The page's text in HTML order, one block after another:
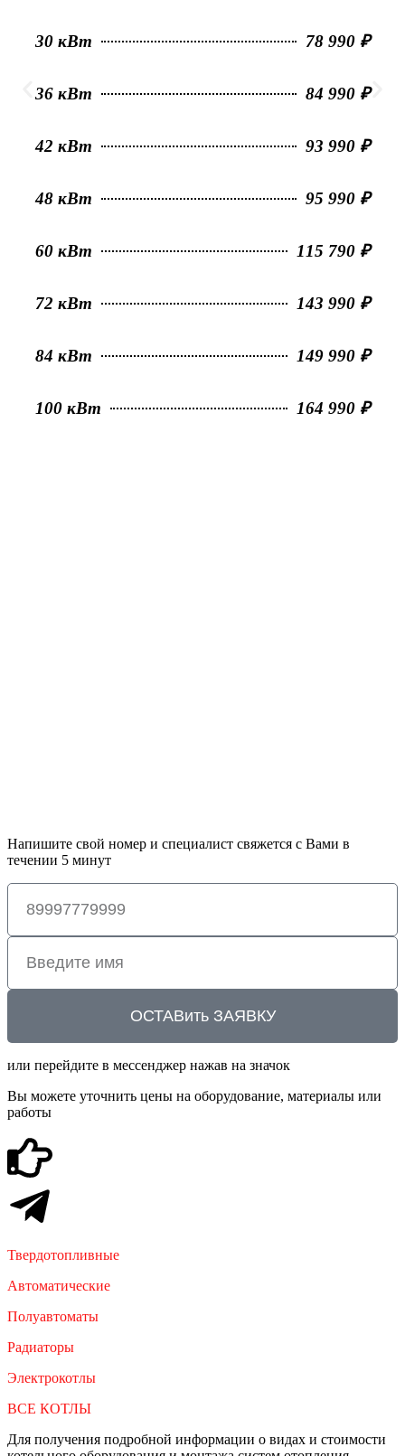
30 кВт 78 990 ₽
36 кВт 84 990 ₽
42 кВт 93 990 ₽
48 кВт 95 990 ₽
60 кВт 115 790 ₽
72 кВт 143 990 ₽
84 кВт 149 990 ₽
100 кВт 164 990 ₽
Напишите свой номер и специалист свяжется с Вами в
течении 5 минут
ОСТАВить ЗАЯВКУ
или перейдите в мессенджер нажав на значок
Вы можете уточнить цены на оборудование, материалы или
работы
Твердотопливные
Автоматические
Полуавтоматы
Радиаторы
Электрокотлы
ВСЕ КОТЛЫ
Для получения подробной информации о видах и стоимости